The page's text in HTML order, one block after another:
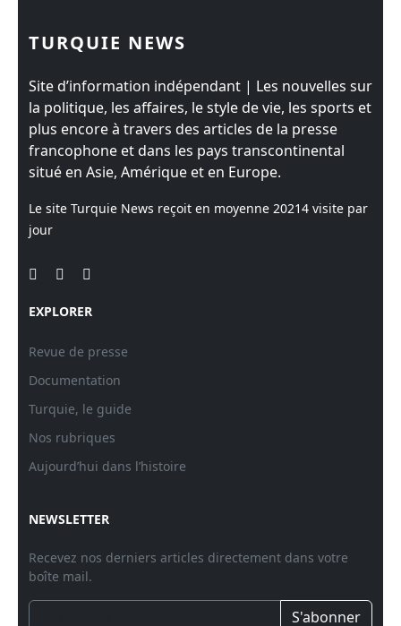
TURQUIE NEWS
Site d’information indépendant | Les nouvelles sur
la politique, les affaires, le style de vie, les sports et
plus encore à travers des articles de la presse
francophone et dans les pays transcontinental
situé en Asie, Amérique et en Europe.
Le site Turquie News reçoit en moyenne 20214 visite par
jour
EXPLORER
Revue de presse
Documentation
Turquie, le guide
Nos rubriques
Aujourd’hui dans l’histoire
NEWSLETTER
Recevez nos derniers articles directement dans votre
boîte mail.
S'abonner